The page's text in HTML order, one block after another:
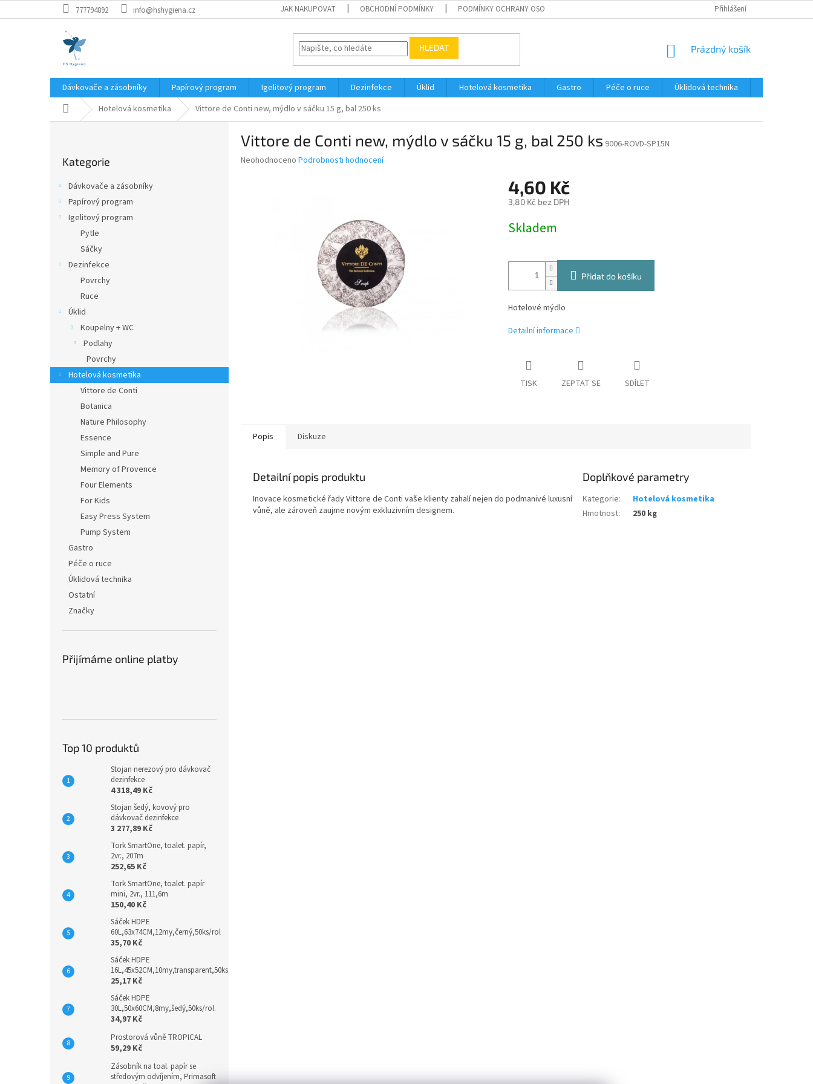
na
777794892 info@hshygiena.cz JAK NAKUPOVAT OBCHODNÍ PODMÍNKY PODMÍNKY OCHRANY OSOBNÍCH ÚDAJŮ Přihlášení
HLEDAT
NÁKUPNÍ
Prázdný košík
Dávkovače a zásobníky Papírový program Igelitový program Dezinfekce Úklid Hotelová kosmetika Gastro Péče o ruce Úklidová technika
Domů Hotelová kosmetika Vittore de Conti new, mýdlo v sáčku 15 g, bal 250 ks
kategorie
Kategorie
Dávkovače a zásobníky
Papírový program
Igelitový program
Pytle
Sáčky
Dezinfekce
Povrchy
Ruce
Úklid
Koupelny + WC
Podlahy
Povrchy
Hotelová kosmetika
Vittore de Conti
Botanica
Nature Philosophy
Essence
Simple and Pure
Memory of Provence
Four Elements
For Kids
Easy Press System
Pump System
Gastro
Péče o ruce
Úklidová technika
Ostatní
Značky
Přijímáme online platby
Top 10 produktů
Stojan nerezový pro dávkovač
dezinfekce
4 318,49 Kč
Stojan šedý, kovový pro
dávkovač dezinfekce
3 277,89 Kč
Tork SmartOne, toalet. papír,
2vr., 207m
252,65 Kč
Tork SmartOne, toalet. papír
mini, 2vr., 111,6m
150,40 Kč
Sáček HDPE
60L,63x74CM,12my,černý,50ks/rol
35,70 Kč
Sáček HDPE
16L,45x52CM,10my,transparent,50ks
25,17 Kč
Sáček HDPE
30L,50x60CM,8my,šedý,50ks/rol.
34,97 Kč
Prostorová vůně TROPICAL
59,29 Kč
Zásobník na toal. papír se
středovým odvíjením, Primasoft
Vittore de Conti new, mýdlo v sáčku 15 g, bal 250 ks 9006-ROVD-SP15N
Průměrné
Neohodnoceno Podrobnosti hodnocení
4,60 Kč
3,80 Kč bez DPH
cena:
Skladem
Přidat do košíku
Hotelové mýdlo
Detailní informace
TISK ZEPTAT SE SDÍLET
Popis Diskuze
Detailní popis produktu
Inovace kosmetické řady Vittore de Conti vaše klienty zahalí nejen do podmanivé luxusní
vůně, ale zároveň zaujme novým exkluzivním designem.
Doplňkové parametry
Kategorie:
Hotelová kosmetika
Hmotnost: 250 kg